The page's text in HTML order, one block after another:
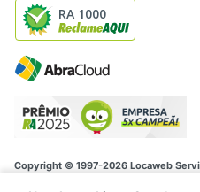
RA 1000
Copyright © 1997-2026 Locaweb